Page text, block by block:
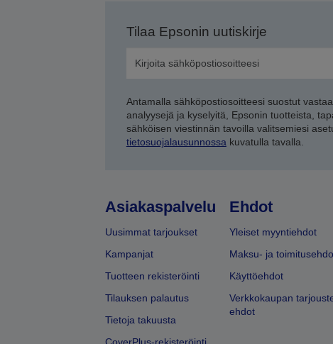
Tilaa Epsonin uutiskirje
Antamalla sähköpostiosoitteesi suostut
analyysejä ja kyselyitä, Epsonin tuotteista,
sähköisen viestinnän tavoilla valitsemiesi
tietosuojalausunnossa kuvatulla tavalla.
Asiakaspalvelu
Uusimmat tarjoukset
Kampanjat
Tuotteen rekisteröinti
Tilauksen palautus
Tietoja takuusta
Ehdot
Yleiset myyntiehdot
Maksu- ja
Käyttöehdot
Verkkokaupan
ehdot